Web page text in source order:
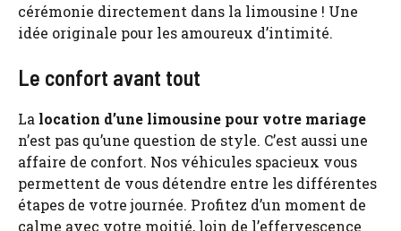
cérémonie directement dans la limousine ! Une
idée originale pour les amoureux d’intimité.
Le confort avant tout
La location d’une limousine pour votre mariage
n’est pas qu’une question de style. C’est aussi une
affaire de confort. Nos véhicules spacieux vous
permettent de vous détendre entre les différentes
étapes de votre journée. Profitez d’un moment de
calme avec votre moitié, loin de l’effervescence